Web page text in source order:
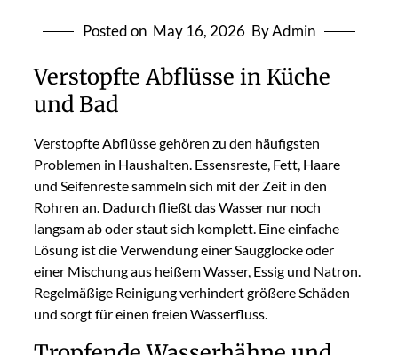
Posted on May 16, 2026 By Admin
Verstopfte Abflüsse in Küche
und Bad
Verstopfte Abflüsse gehören zu den häufigsten
Problemen in Haushalten. Essensreste, Fett, Haare
und Seifenreste sammeln sich mit der Zeit in den
Rohren an. Dadurch fließt das Wasser nur noch
langsam ab oder staut sich komplett. Eine einfache
Lösung ist die Verwendung einer Saugglocke oder
einer Mischung aus heißem Wasser, Essig und Natron.
Regelmäßige Reinigung verhindert größere Schäden
und sorgt für einen freien Wasserfluss.